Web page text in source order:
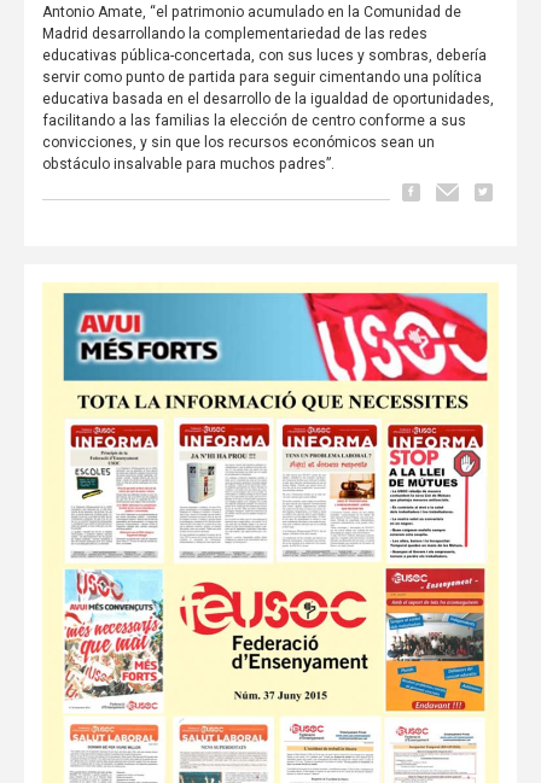
Antonio Amate, “el patrimonio acumulado en la Comunidad de
Madrid desarrollando la complementariedad de las redes
educativas pública-concertada, con sus luces y sombras, debería
servir como punto de partida para seguir cimentando una política
educativa basada en el desarrollo de la igualdad de oportunidades,
facilitando a las familias la elección de centro conforme a sus
convicciones, y sin que los recursos económicos sean un
obstáculo insalvable para muchos padres”.